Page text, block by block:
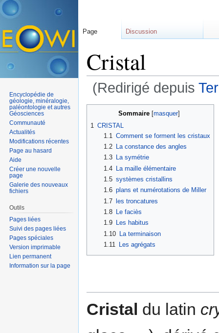
Cristal
(Redirigé depuis
Sommaire [masquer]
1 CRISTAL
1.1 Comment se forment les cristaux
1.2
La constance des angles
1.3
La symétrie
1.4 La maille élémentaire
1.5 systèmes cristallins
1.6 plans et numérotations de Miller
1.7 les troncatures
1.8
Le faciès
1.9
Les habitus
1.10 La terminaison
1.11
Les agrégats
Cristal du latin
Page Discussion
Encyclopédie de
géologie, minéralogie,
paléontologie et autres
Géosciences
Communauté
Actualités
Modifications récentes
Page au hasard
Aide
Créer une nouvelle
page
Galerie des nouveaux
fichiers
Outils
Pages liées
Suivi des pages liées
Pages spéciales
Version imprimable
Lien permanent
Information sur la page